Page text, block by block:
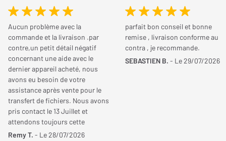
m². Spécialisé dans le nettoyage du fond du bassin, il associe une
double motorisation, une double filtration et un fonctionnement
entièrement autonome afin d'offrir un nettoyage efficace au
quotidien. Avec jusqu'à 2 heures d'autonomie, une recharge
rapide en 2 h 30 et un système breveté optimisant le passage le
long des bords, ce modèle constitue une solution pratique pour
conserver un bassin propre tout au long de la saison.
Un nettoyage efficace pour le fond du bassin
Le Wybot A1 concentre ses performances sur le nettoyage du
Fond Plat
Longueur piscine 10 m
Performances
Débit
Poids et dimensions
Vous possédez cet article ? Vous l'avez déjà essayé ? Donnez
votre avis et aidez les autres internautes à bien choisir.
JE DONNE MON AVIS
Aucun problème avec la
commande et la livraison .par
contre,un petit détail négatif
concernant une aide avec le
dernier appareil acheté, nous
avons eu besoin de votre
assistance après vente pour le
transfert de fichiers. Nous avons
pris contact le 13 Juillet et
attendons toujours cette
aide!!!!. Cordialement
Remy T. - Le 28/07/2026
parfait bon conseil et bonne
remise , livraison conforme au
contra , je recommande.
SEBASTIEN B. - Le 29/07/2026